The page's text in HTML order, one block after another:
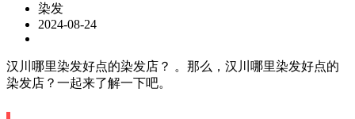
染发
2024-08-24
汉川哪里染发好点的染发店？ 。那么，汉川哪里染发好点的
染发店？一起来了解一下吧。